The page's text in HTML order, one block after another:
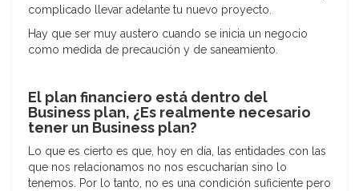
complicado llevar adelante tu nuevo proyecto.
Hay que ser muy austero cuando se inicia un negocio
como medida de precaución y de saneamiento.
El plan financiero está dentro del
Business plan, ¿Es realmente necesario
tener un Business plan?
Lo que es cierto es que, hoy en día, las entidades con las
que nos relacionamos no nos escucharían sino lo
tenemos. Por lo tanto, no es una condición suficiente pero